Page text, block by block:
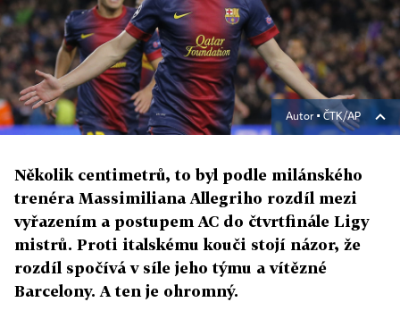
Autor ▪ČTK/AP
Několik centimetrů, to byl podle milánského
trenéra Massimiliana Allegriho rozdíl mezi
vyřazením a postupem AC do čtvrtfinále Ligy
mistrů. Proti italskému kouči stojí názor, že
rozdíl spočívá v síle jeho týmu a vítězné
Barcelony. A ten je ohromný.